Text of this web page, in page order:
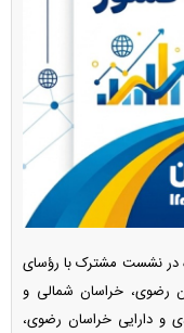
در نشست مشترک با رؤسای
رضوی، خراسان شمالی و
و دارایی خراسان رضوی،